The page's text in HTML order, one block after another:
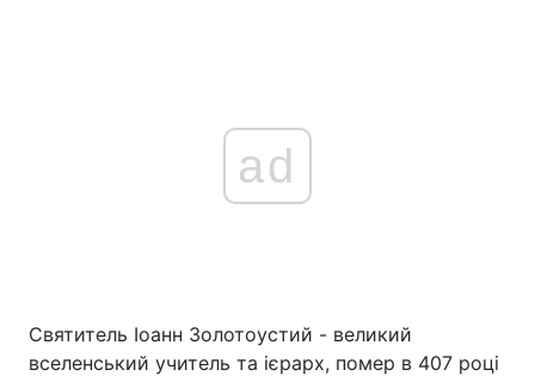
ad
Святитель Іоанн Золотоустий - великий
вселенський учитель та ієрарх, помер в 407 році